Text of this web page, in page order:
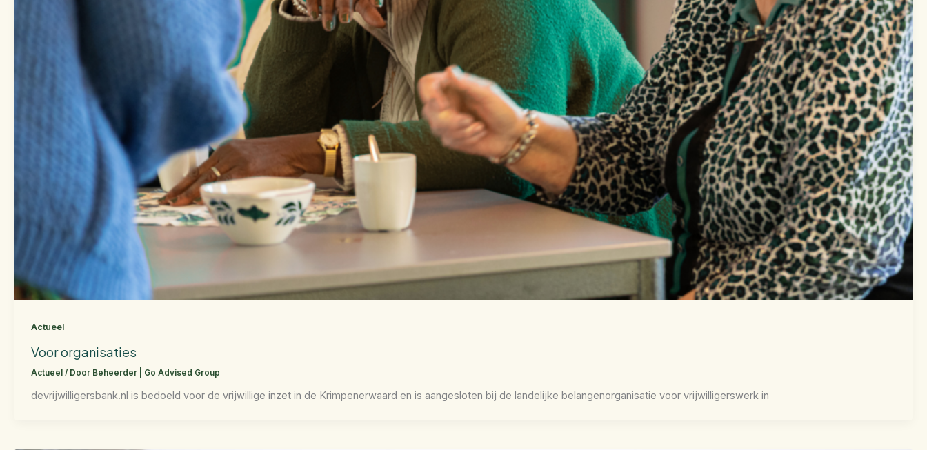
Actueel
Voor organisaties
Actueel / Door Beheerder | Go Advised Group
devrijwilligersbank.nl is bedoeld voor de vrijwillige inzet in de Krimpenerwaard en is aangesloten bij de landelijke belangenorganisatie voor vrijwilligerswerk in